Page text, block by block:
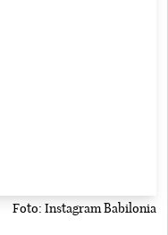
Foto: Instagram Babilonia